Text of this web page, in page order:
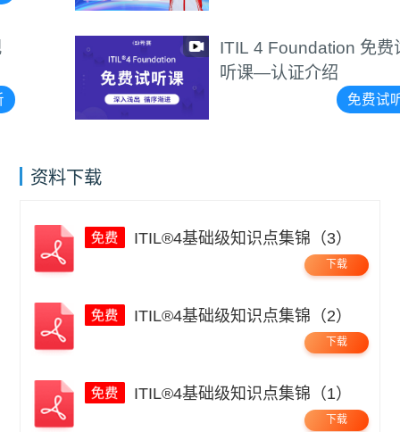
ITIL 4 Foundation 免费试
听课—认证介绍
免费试听
资料下载
ITIL®4基础级知识点集锦（3）
下载
ITIL®4基础级知识点集锦（2）
下载
ITIL®4基础级知识点集锦（1）
下载